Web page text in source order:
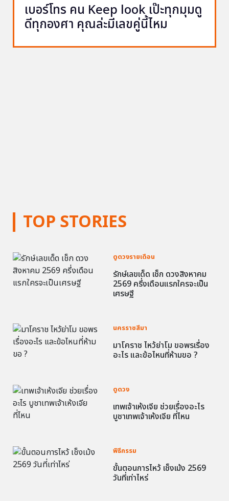
TOP STORIES
ดูดวงรายเดือน
รักษ์เลขเด็ด เช็ก ดวงสิงหาคม
2569 ครึ่งเดือนแรกใครจะเป็น
เศรษฐี
นครราชสีมา
มาโคราช ไหว้ย่าโม ขอพรเรื่อง
อะไร และข้อไหนที่ห้ามขอ ?
ดูดวง
เทพเจ้าเห้งเจีย ช่วยเรื่องอะไร
บูชาเทพเจ้าเห้งเจีย ที่ไหน
พิธีกรรม
ขั้นตอนการไหว้ เช็งเม้ง 2569
วันที่เท่าไหร่
เบอร์โทร คน Keep look เป๊ะทุกมุมดู
ดีทุกองศา คุณล่ะมีเลขคู่นี้ไหม